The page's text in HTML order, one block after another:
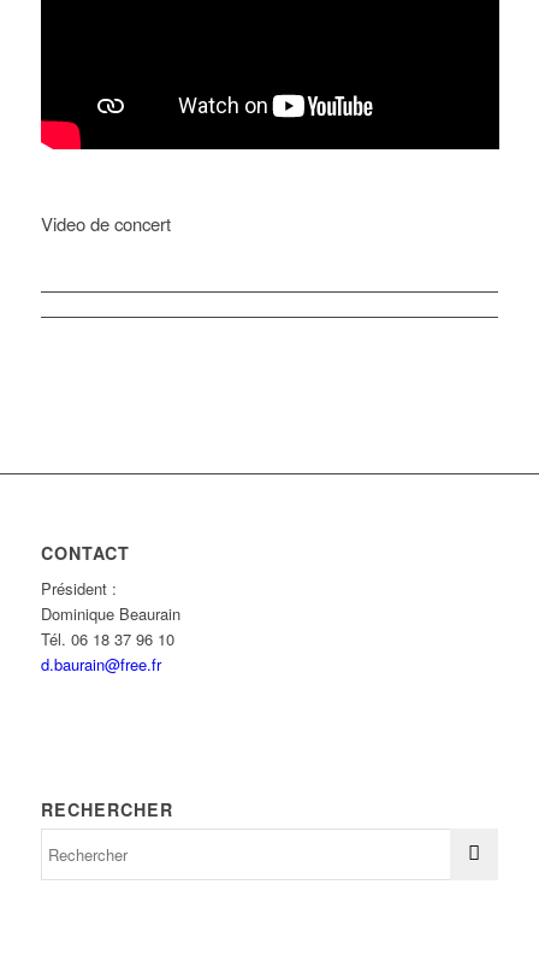
Video de concert
CONTACT
Président :
Dominique Beaurain
Tél. 06 18 37 96 10
d.baurain@free.fr
RECHERCHER